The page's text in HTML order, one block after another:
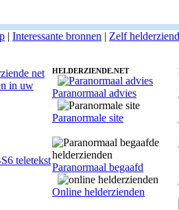
| Interessante bronnen | Zelf
teletekst
HELDERZIENDE.NET
Paranormaal advies
Paranormale site
Paranormaal begaafd
Online helderzienden